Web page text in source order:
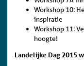
Workshop 10:
inspiratie
Workshop 11:
hoogte!
Landelijke Dag 2015